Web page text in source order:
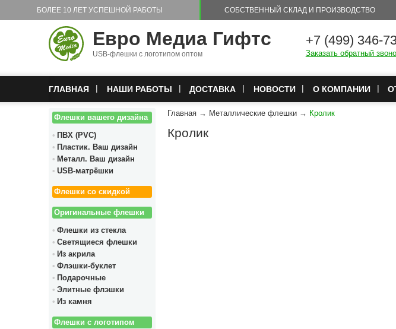
Перейти к основному содержанию
БОЛЕЕ 10 ЛЕТ УСПЕШНОЙ РАБОТЫ СОБСТВЕННЫЙ СКЛАД И ПРОИЗВОДСТВО
Евро Медиа Гифтс
USB-флешки с логотипом оптом
+7 (499) 346-
Заказать обратный
ГЛАВНАЯ НАШИ РАБОТЫ ДОСТАВКА НОВОСТИ О КОМПАНИИ
Флешки вашего дизайна
ПВХ (PVC)
Пластик. Ваш дизайн
Металл. Ваш дизайн
USB-матрёшки
Флешки со скидкой
Оригинальные флешки
Флешки из стекла
Светящиеся флешки
Из акрила
Флэшки-буклет
Подарочные
Элитные флэшки
Из камня
Флешки с логотипом
Главная → Металлические флешки → Кролик
Кролик